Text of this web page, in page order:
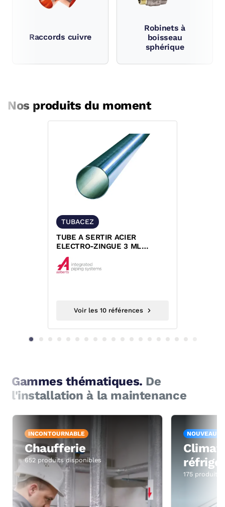
Raccords cuivre
Robinets à
boisseau
sphérique
Nos produits du moment
TUBACEZ
TUBE A SERTIR ACIER
ELECTRO-ZINGUE 3 ML
XPRESS
Voir les 10 références
Gammes thématiques. De
l'installation à la maintenance
INCONTOURNABLE
Chaufferie
652 produits disponibles
NOUVEAU
175 produits